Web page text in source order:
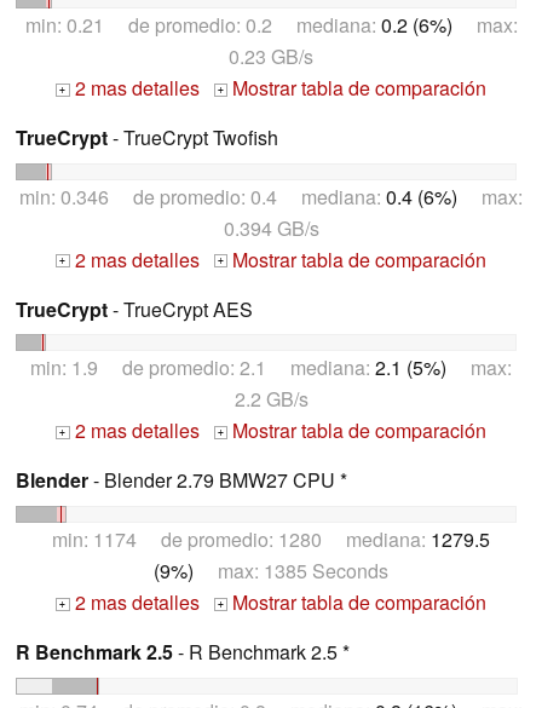
min: 0.21 de promedio: 0.2 mediana: 0.2 (6%) max:
0.23 GB/s
+ 2 mas detalles +
Mostrar tabla de comparación
TrueCrypt- TrueCrypt Twofish
min: 0.346 de promedio: 0.4 mediana: 0.4 (6%) max:
0.394 GB/s
+ 2 mas detalles +
Mostrar tabla de comparación
TrueCrypt- TrueCrypt AES
min: 1.9 de promedio: 2.1 mediana: 2.1 (5%) max:
2.2 GB/s
+ 2 mas detalles +
Mostrar tabla de comparación
Blender- Blender 2.79 BMW27 CPU *
min: 1174 de promedio: 1280 mediana: 1279.5
(9%) max: 1385 Seconds
+ 2 mas detalles +
Mostrar tabla de comparación
R Benchmark 2.5- R Benchmark 2.5 *